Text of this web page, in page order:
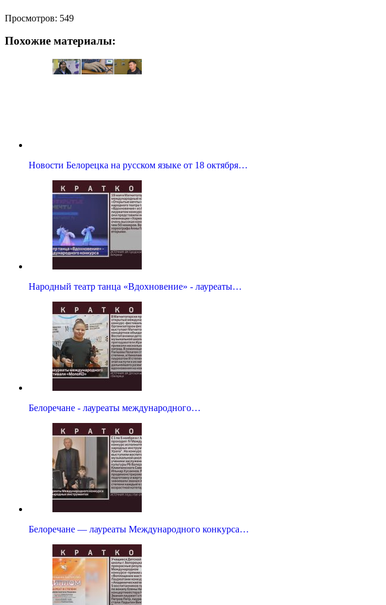
Просмотров: 549
Похожие материалы:
Новости Белорецка на русском языке от 18 октября…
Народный театр танца «Вдохновение» - лауреаты…
Белоречане - лауреаты международного…
Белоречане — лауреаты Международного конкурса…